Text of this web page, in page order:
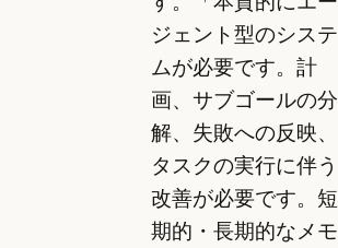
ジェント型のシステ
ムが必要です。計
画、サブゴールの分
解、失敗への反映、
タスクの実行に伴う
改善が必要です。短
期的・長期的なメモ